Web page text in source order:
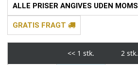
ALLE PRISER ANGIVES UDEN MOMS
GRATIS FRAGT
<< 1 stk. 2 stk.